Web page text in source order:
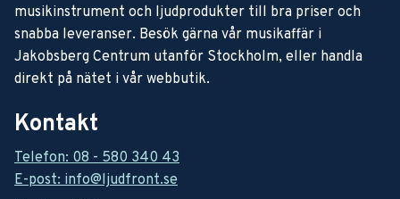
musikinstrument och ljudprodukter till bra priser och
snabba leveranser. Besök gärna vår musikaffär i
Jakobsberg Centrum utanför Stockholm, eller handla
direkt på nätet i vår webbutik.
Kontakt
Telefon: 08 - 580 340 43
E-post: info@ljudfront.se